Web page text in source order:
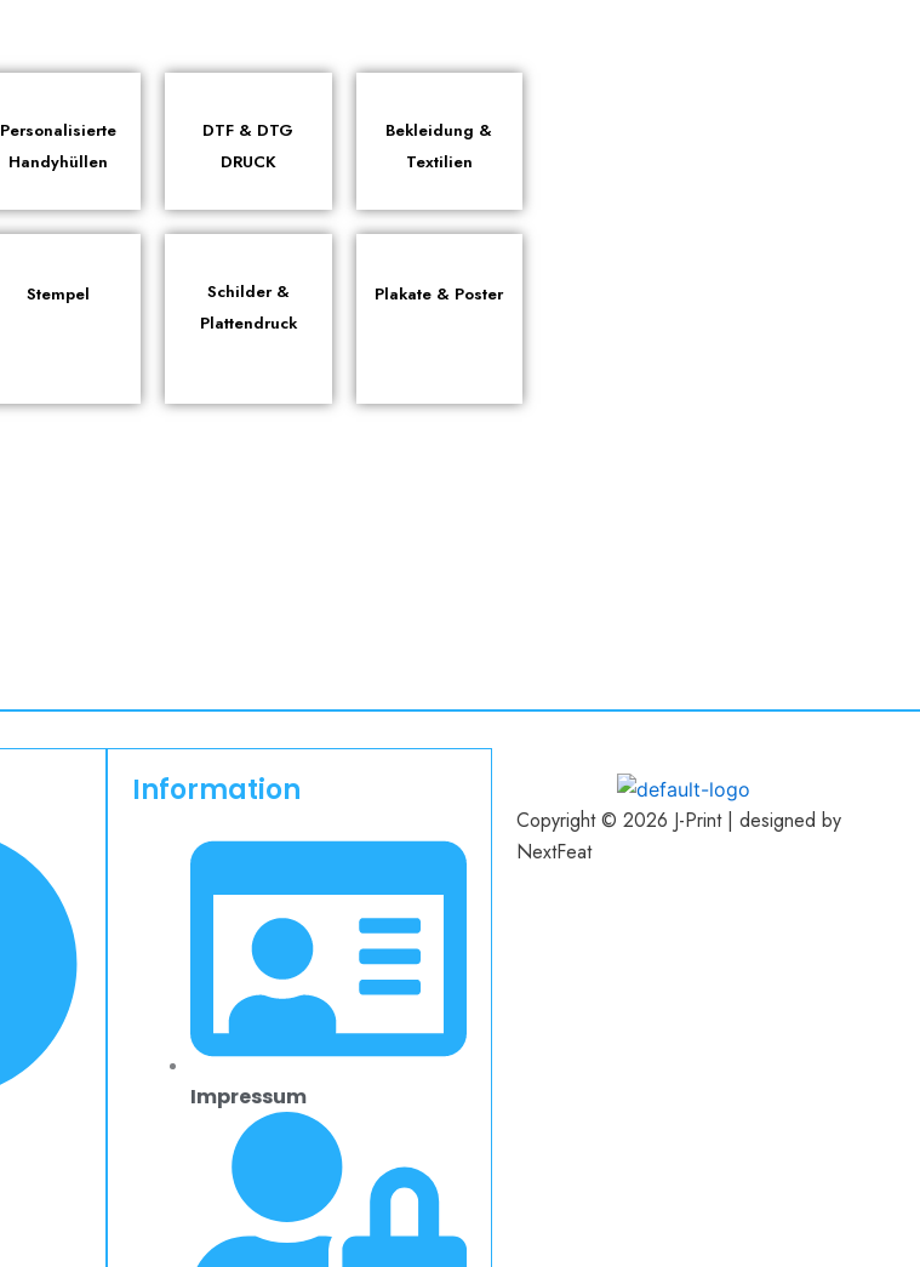
Personalisierte
Handyhüllen
DTF & DTG
DRUCK
Bekleidung &
Textilien
Stempel
Schilder &
Plattendruck
Plakate & Poster
Information
Impressum
Copyright © 2026 J-Print | designed by
NextFeat